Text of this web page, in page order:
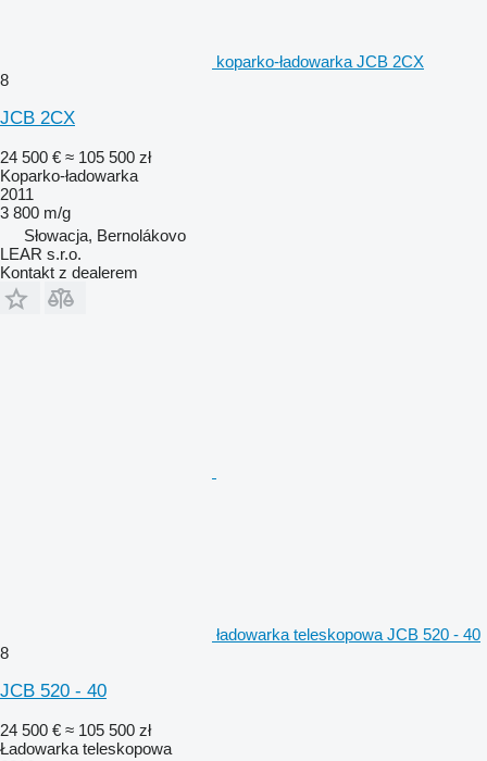
koparko-ładowarka JCB 2CX
8
JCB 2CX
24 500 € ≈ 105 500 zł
Koparko-ładowarka
2011
3 800 m/g
Słowacja, Bernolákovo
LEAR s.r.o.
Kontakt z dealerem
ładowarka teleskopowa JCB 520 - 40
8
JCB 520 - 40
24 500 € ≈ 105 500 zł
Ładowarka teleskopowa